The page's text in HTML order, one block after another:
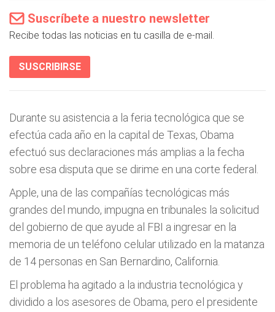
Suscríbete a nuestro newsletter
Recibe todas las noticias en tu casilla de e-mail.
SUSCRIBIRSE
Durante su asistencia a la feria tecnológica que se
efectúa cada año en la capital de Texas, Obama
efectuó sus declaraciones más amplias a la fecha
sobre esa disputa que se dirime en una corte federal.
Apple, una de las compañías tecnológicas más
grandes del mundo, impugna en tribunales la solicitud
del gobierno de que ayude al FBI a ingresar en la
memoria de un teléfono celular utilizado en la matanza
de 14 personas en San Bernardino, California.
El problema ha agitado a la industria tecnológica y
dividido a los asesores de Obama, pero el presidente